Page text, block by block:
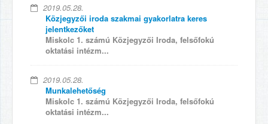
2019.05.28.
Közjegyzői iroda szakmai gyakorlatra keres
jelentkezőket
Miskolc 1. számú Közjegyzői Iroda, felsőfokú
oktatási intézm...
2019.05.28.
Munkalehetőség
Miskolc 1. számú Közjegyzői Iroda, felsőfokú
oktatási intézm...